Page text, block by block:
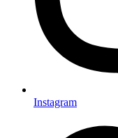
Instagram